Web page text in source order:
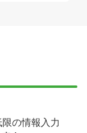
の情報入力